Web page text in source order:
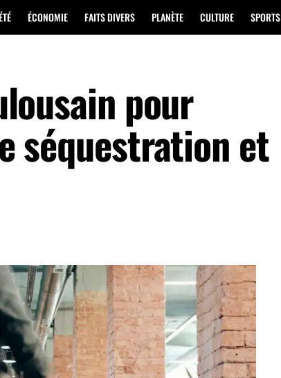
ÉCONOMIE FAITS DIVERS PLANÈTE CULTURE SPORTS
pour
séquestration et